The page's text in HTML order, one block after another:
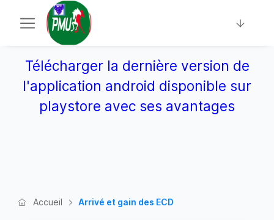
Télécharger la dernière version de
l'application android disponible sur
playstore avec ses avantages
Accueil Arrivé et gain des ECD